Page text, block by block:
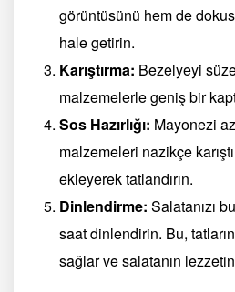
görüntüsünü hem de
hale getirin.
Karıştırma: Bezelyeyi
malzemelerle geniş bir
Sos Hazırlığı: Mayonezi
malzemeleri nazikçe
ekleyerek tatlandırın.
Dinlendirme: Salatanızı
saat dinlendirin. Bu,
sağlar ve salatanın lezzetini